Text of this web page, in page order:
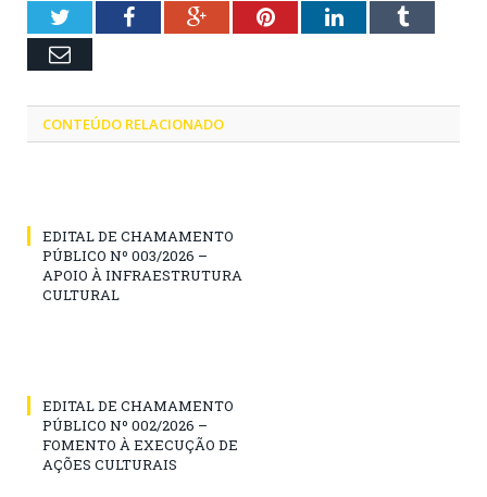
TwitterFacebookGoogle+PinterestLinkedInTumblr
Email
CONTEÚDO RELACIONADO
EDITAL DE CHAMAMENTO
PÚBLICO Nº 003/2026 –
APOIO À INFRAESTRUTURA
CULTURAL
EDITAL DE CHAMAMENTO
PÚBLICO Nº 002/2026 –
FOMENTO À EXECUÇÃO DE
AÇÕES CULTURAIS